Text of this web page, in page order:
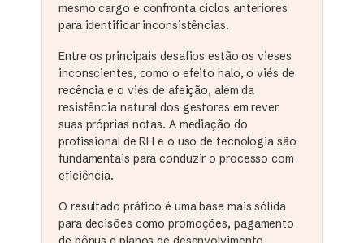
mesmo cargo e confronta ciclos anteriores
para identificar inconsistências.
Entre os principais desafios estão os vieses
inconscientes, como o efeito halo, o viés de
recência e o viés de afeição, além da
resistência natural dos gestores em rever
suas próprias notas. A mediação do
profissional de RH e o uso de tecnologia são
fundamentais para conduzir o processo com
eficiência.
O resultado prático é uma base mais sólida
para decisões como promoções, pagamento